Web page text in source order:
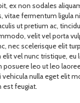
ex non sodales
vitae fermentum ligula
ut pretium ac,
velit vel porta
nec scelerisque elit
vel nunc tristique, eu
posuere leo ut leo
vehicula nulla eget elit
feugiat.